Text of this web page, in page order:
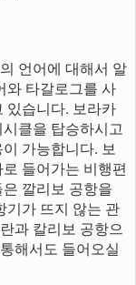
언어에 대해서 알
와 타갈로그를 사
있습니다. 보라카
클을 탑승하시고
가능합니다. 보
들어가는 비행편
깔리보 공항을
기가 뜨지 않는 관
과 칼리보 공항으
해서도 들어오실